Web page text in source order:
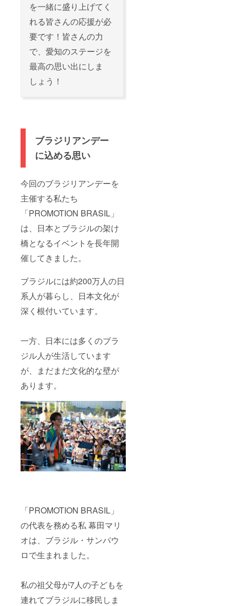
を一緒に盛り上げてく
れる皆さんの応援が必
要です！皆さんの力
で、愛知のステージを
最高の思い出にしま
しょう！
ブラジリアンデー
に込める思い
今回のブラジリアンデーを
主催する私たち
「PROMOTION BRASIL」
は、日本とブラジルの架け
橋となるイベントを長年開
催してきました。
ブラジルには約200万人の日
系人が暮らし、日本文化が
深く根付いています。
一方、日本には多くのブラ
ジル人が生活しています
が、まだまだ文化的な壁が
あります。
「PROMOTION BRASIL」
の代表を務める私 幕田マリ
オは、ブラジル・サンパウ
ロで生まれました。
私の祖父母が7人の子どもを
連れてブラジルに移民しま